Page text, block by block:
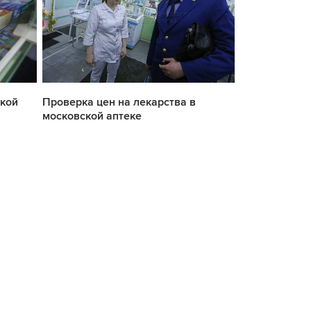
Проверка цен на лекарства в
московской аптеке